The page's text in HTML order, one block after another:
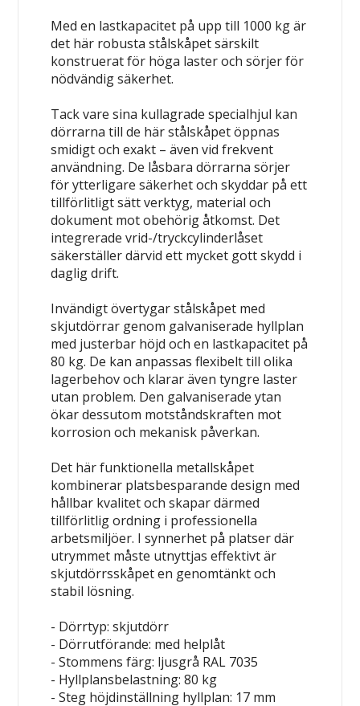
Med en lastkapacitet på upp till 1000 kg är
det här robusta stålskåpet särskilt
konstruerat för höga laster och sörjer för
nödvändig säkerhet.
Tack vare sina kullagrade specialhjul kan
dörrarna till de här stålskåpet öppnas
smidigt och exakt – även vid frekvent
användning. De låsbara dörrarna sörjer
för ytterligare säkerhet och skyddar på ett
tillförlitligt sätt verktyg, material och
dokument mot obehörig åtkomst. Det
integrerade vrid-/tryckcylinderlåset
säkerställer därvid ett mycket gott skydd i
daglig drift.
Invändigt övertygar stålskåpet med
skjutdörrar genom galvaniserade hyllplan
med justerbar höjd och en lastkapacitet på
80 kg. De kan anpassas flexibelt till olika
lagerbehov och klarar även tyngre laster
utan problem. Den galvaniserade ytan
ökar dessutom motståndskraften mot
korrosion och mekanisk påverkan.
Det här funktionella metallskåpet
kombinerar platsbesparande design med
hållbar kvalitet och skapar därmed
tillförlitlig ordning i professionella
arbetsmiljöer. I synnerhet på platser där
utrymmet måste utnyttjas effektivt är
skjutdörrsskåpet en genomtänkt och
stabil lösning.
- Dörrtyp: skjutdörr
- Dörrutförande: med helplåt
- Stommens färg: ljusgrå RAL 7035
- Hyllplansbelastning: 80 kg
- Steg höjdinställning hyllplan: 17 mm